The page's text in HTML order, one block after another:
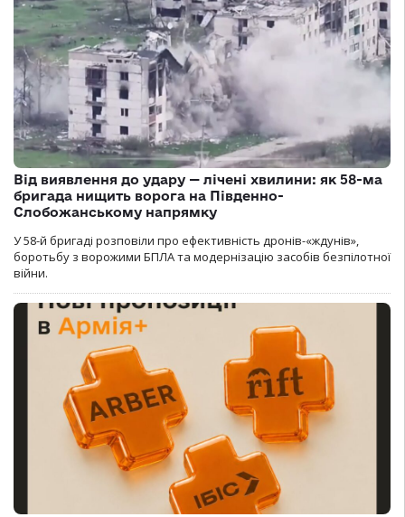
Від виявлення до удару — лічені хвилини: як 58-ма
бригада нищить ворога на Південно-
Слобожанському напрямку
У 58-й бригаді розповіли про ефективність дронів-«ждунів»,
боротьбу з ворожими БПЛА та модернізацію засобів безпілотної
війни.